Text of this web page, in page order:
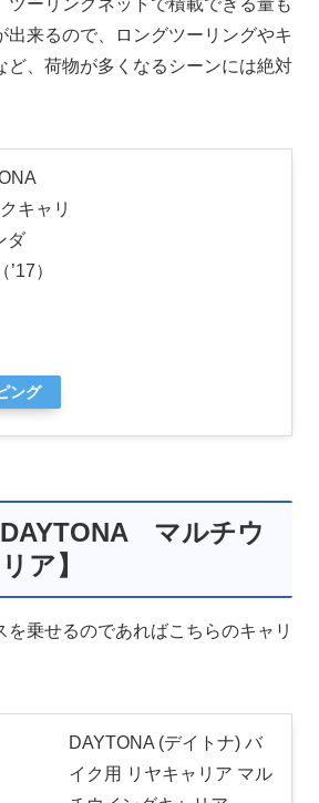
ツーリングネットで積載できる量も
出来るので、ロングツーリングやキ
ど、荷物が多くなるシーンには絶対
キャリ
ダ
）
ング
マルチウ
ア】
を乗せるのであればこちらのキャリ
DAYTONA (デイトナ) バ
イク用 リヤキャリア マル